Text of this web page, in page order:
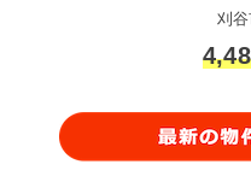
刈谷